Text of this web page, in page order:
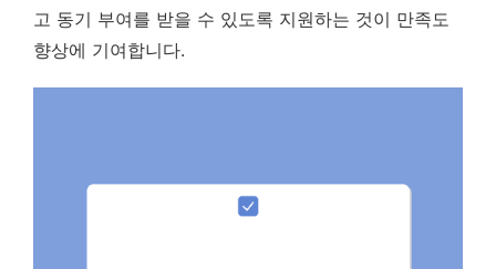
고 동기 부여를 받을 수 있도록 지원하는 것이 만족도
향상에 기여합니다.